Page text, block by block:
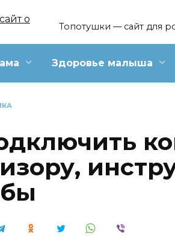
Топотушки — сайт для
Здоровье малыша